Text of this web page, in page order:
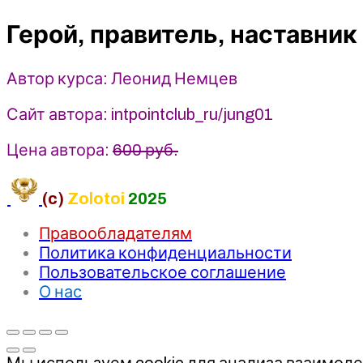
литературе.
Лекция
10.
Герой,
правитель,
наставник
-
Немцев
(2025)
интеллекта
Герой, правитель, наставник
Автор курса: Леонид Немцев
Сайт автора: intpointclub_ru/jung01
Цена автора: 600 руб.
(c) Zolotoi 2025
Правообладателям
Политика конфиденциальности
Пользовательское соглашение
О нас